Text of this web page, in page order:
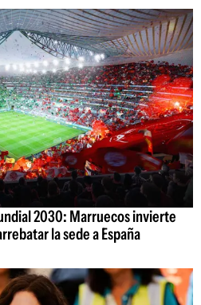
2030: Marruecos invierte
la sede a España